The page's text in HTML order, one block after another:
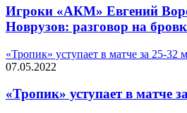
Игроки «АКМ» Евгений
Новрузов: разговор на
«Тропик» уступает в матче за 25-32
07.05.2022
«Тропик» уступает в матче